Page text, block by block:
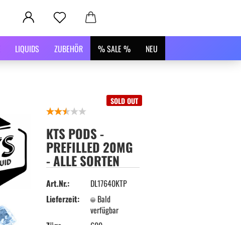
LIQUIDS ZUBEHÖR % SALE % NEU
SOLD OUT
KTS PODS -
PREFILLED 20MG
- ALLE SORTEN
Art.Nr.:
DL17640KTP
Lieferzeit:
Bald
verfügbar